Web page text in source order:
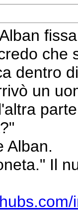
che
dentro
un
Alban.
Il